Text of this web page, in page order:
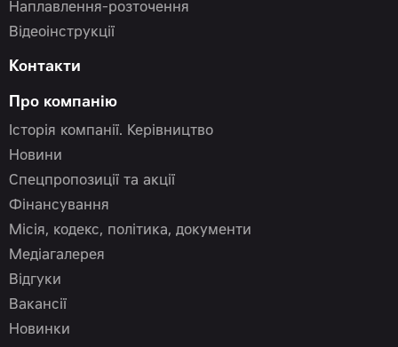
Наплавлення-розточення
Відеоінструкції
Контакти
Про компанію
Історія компанії. Керівництво
Новини
Спецпропозиції та акції
Фінансування
Місія, кодекс, політика, документи
Медіагалерея
Відгуки
Вакансії
Новинки